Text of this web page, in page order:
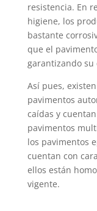
resistencia. En
higiene, los
bastante
que el
garantizando
Así pues,
pavimentos
caídas y
pavimentos
los pavimentos
cuentan con
ellos están
vigente.